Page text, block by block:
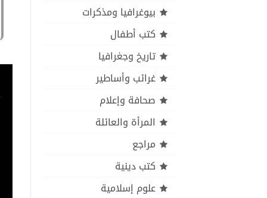
بيوغرافيا ومذكرات
كتب أطفال
تاريخ وجغرافيا
غرائب وأساطير
صحافة وإعلام
المرأة والعائلة
مراجع
كتب دينية
علوم إسلامية